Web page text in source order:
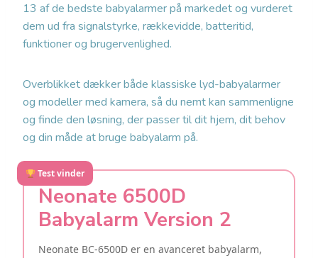
13 af de bedste babyalarmer på markedet og vurderet
dem ud fra signalstyrke, rækkevidde, batteritid,
funktioner og brugervenlighed.
Overblikket dækker både klassiske lyd-babyalarmer
og modeller med kamera, så du nemt kan sammenligne
og finde den løsning, der passer til dit hjem, dit behov
og din måde at bruge babyalarm på.
Test vinder
Neonate 6500D
Babyalarm Version 2
Neonate BC-6500D er en avanceret babyalarm,